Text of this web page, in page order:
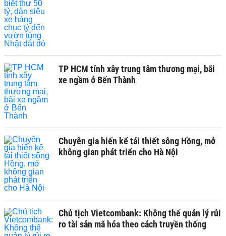
TP HCM tính xây trung tâm thương mại, bãi
xe ngầm ở Bến Thành
Chuyên gia hiến kế tái thiết sông Hồng, mở
không gian phát triển cho Hà Nội
Chủ tịch Vietcombank: Không thể quản lý rủi
ro tài sản mã hóa theo cách truyền thống